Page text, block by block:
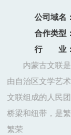
公司域名：
合作类型：
行 业：
内蒙古文联
由自治区文学艺
文联组成的人民
桥梁和纽带，是
繁荣